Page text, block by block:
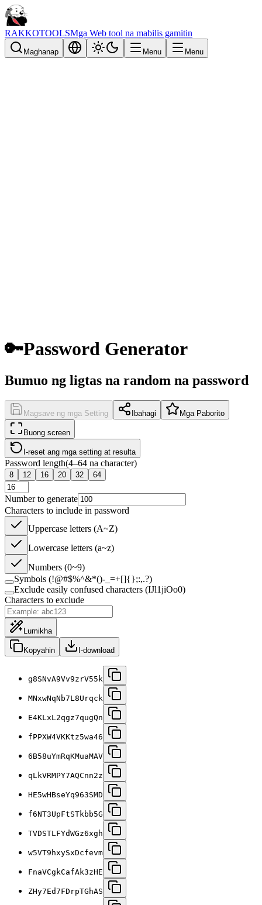
RAKKOTOOLSMga Web tool na mabilis gamitin
Maghanap Menu Menu
🔑Password Generator
Bumuo ng ligtas na random na password
Magsave ng mga Setting Ibahagi Mga Paborito
Buong screen
I-reset ang mga setting at resulta
Password length(4–64 na character)
8 12 16 20 32 64
Number to generate
Characters to include in password
Uppercase letters (A~Z)
Lowercase letters (a~z)
Numbers (0~9)
Symbols (!@#$%^&*()-_=+[]{};:,.?)
Exclude easily confused characters (IJl1jiOo0)
Characters to exclude
Lumikha
Kopyahin I-download
g8SNvA9Vv9zrV55k
MNxwNqNb7L8Urqck
E4KLxL2qgz7qugQn
fPPXW4VKKtz5wa46
6B58uYmRqKMuaMAV
qLkVRMPY7AQCnn2z
HE5wHBseYq963SMD
f6NT3UpFtSTkbb5G
TVDSTLFYdWGz6xgh
w5VT9hxySxDcfevm
FnaVCgkCafAk3zHE
ZHy7Ed7FDrpTGhAS